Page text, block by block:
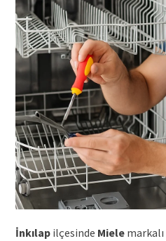
İnkılapilçesinde Mielemarkalı